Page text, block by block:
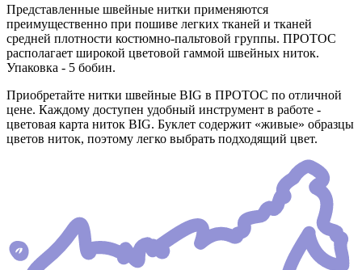
Представленные швейные нитки применяются
преимущественно при пошиве легких тканей и тканей
средней плотности костюмно-пальтовой группы. ПРОТОС
располагает широкой цветовой гаммой швейных ниток.
Упаковка - 5 бобин.
Приобретайте нитки швейные BIG в ПРОТОС по отличной
цене. Каждому доступен удобный инструмент в работе -
цветовая карта ниток BIG. Буклет содержит «живые» образцы
цветов ниток, поэтому легко выбрать подходящий цвет.